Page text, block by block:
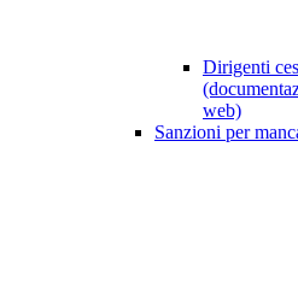
Dirigenti
web)
Sanzioni per